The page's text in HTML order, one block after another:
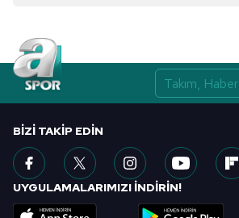
BIZI TAKIP EDIN
UYGULAMALARIMIZI İNDİRİN!